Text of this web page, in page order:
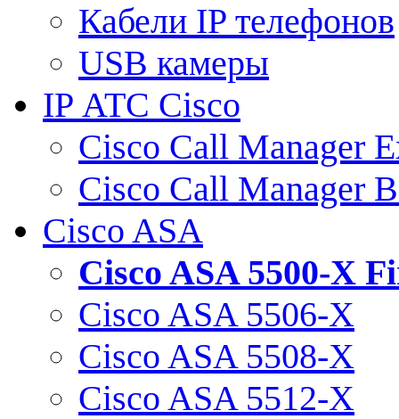
Кабели IP телефонов
USB камеры
IP АТС Cisco
Cisco Call Manager
Cisco Call Manager
Cisco ASA
Cisco ASA 5500-X
Cisco ASA 5506-X
Cisco ASA 5508-X
Cisco ASA 5512-X